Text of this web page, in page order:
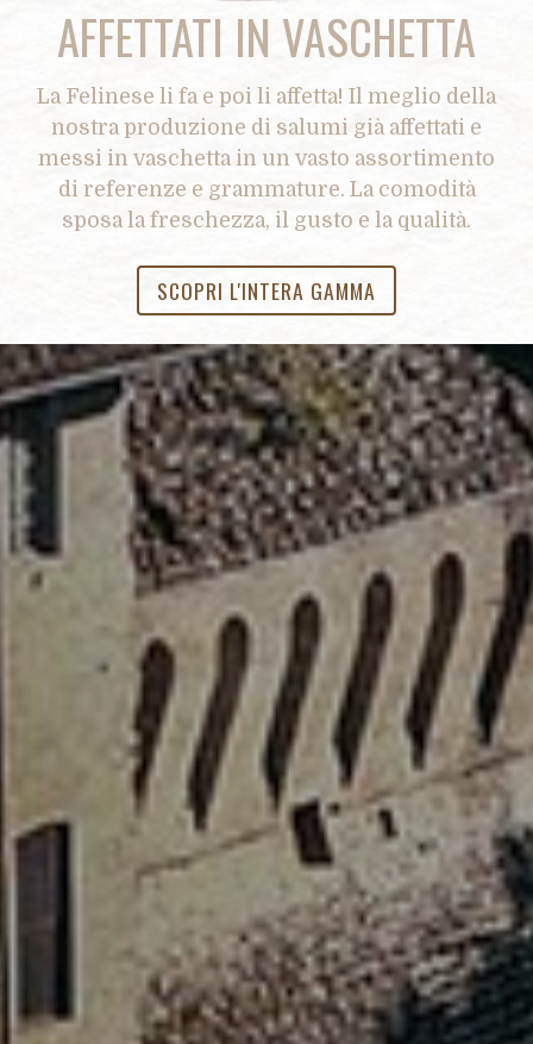
AFFETTATI IN VASCHETTA
La Felinese li fa e poi li affetta! Il meglio della
nostra produzione di salumi già affettati e
messi in vaschetta in un vasto assortimento
di referenze e grammature. La comodità
sposa la freschezza, il gusto e la qualità.
SCOPRI L'INTERA GAMMA